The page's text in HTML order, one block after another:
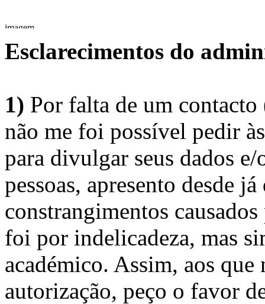
Esclarecimentos do
1) Por falta de um
não me foi possível pedir
para divulgar seus dados
pessoas, apresento desde
constrangimentos
foi por indelicadeza, mas
académico. Assim, aos
autorização, peço o favor